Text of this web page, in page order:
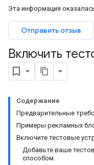
Эта информация
Отправить отзыв
Включить
Содержание
Предварительные
Примеры рекламных
Включите тестовые
Добавьте ваше
способом.